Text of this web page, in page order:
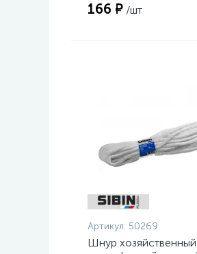
166 ₽ /шт
Артикул: 50269
Шнур